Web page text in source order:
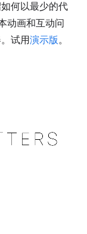
何以最少的代
动画和互动问
试用演示版。